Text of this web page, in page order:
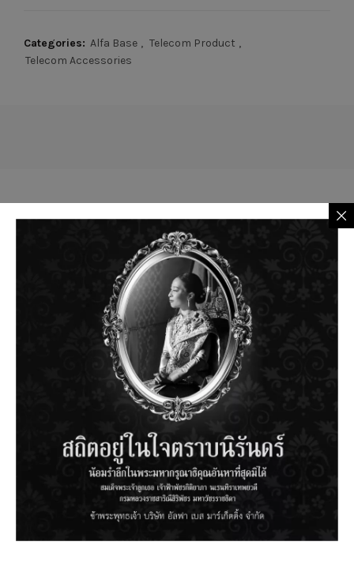
Categories: Alfa Base , Telecom Product ,
Telecom Accessories
RELATED PRODUCTS
RS-232 MALE/FEMALE
10/100MBPS 60W